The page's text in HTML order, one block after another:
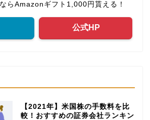
らAmazonギフト1,000円貰える！
公式HP
【2021年】米国株の手数料を比
較！おすすめの証券会社ランキン